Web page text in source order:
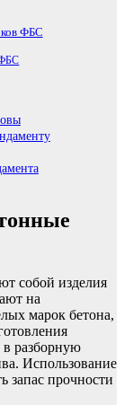
ФБС
собой изделия
на
марок бетона,
в разборную
Использование
запас прочности